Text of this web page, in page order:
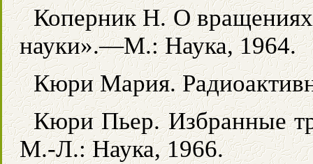
Коперник Н. О
науки».—М.: Наука, 1964.
Кюри Мария.
Кюри Пьер. Избранные
М.-Л.: Наука, 1966.